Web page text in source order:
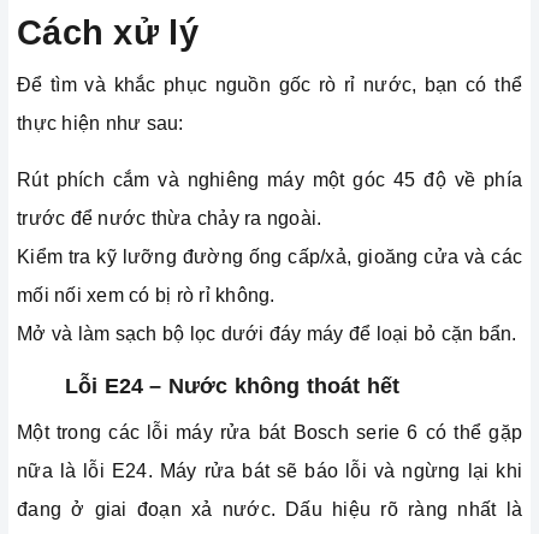
Cách xử lý
Để tìm và khắc phục nguồn gốc rò rỉ nước, bạn có thể
thực hiện như sau:
Rút phích cắm và nghiêng máy một góc 45 độ về phía
trước để nước thừa chảy ra ngoài.
Kiểm tra kỹ lưỡng đường ống cấp/xả, gioăng cửa và các
mối nối xem có bị rò rỉ không.
Mở và làm sạch bộ lọc dưới đáy máy để loại bỏ cặn bẩn.
Lỗi E24 – Nước không thoát hết
Một trong các lỗi máy rửa bát Bosch serie 6 có thể gặp
nữa là lỗi E24. Máy rửa bát sẽ báo lỗi và ngừng lại khi
đang ở giai đoạn xả nước. Dấu hiệu rõ ràng nhất là